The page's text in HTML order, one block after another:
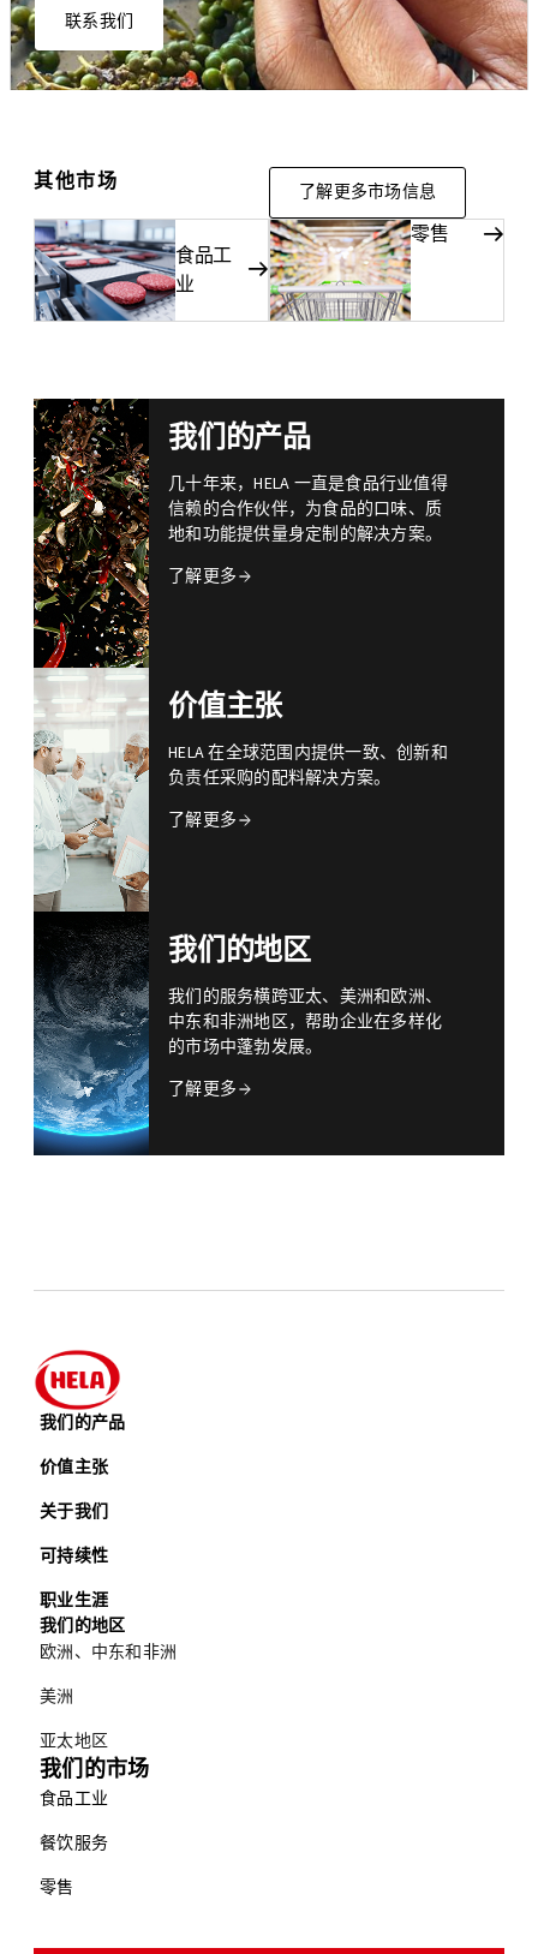
联系我们
其他市场 了解更多市场信息
食品工
业
零售
我们的产品
几十年来，HELA 一直是食品行业值得
信赖的合作伙伴，为食品的口味、质
地和功能提供量身定制的解决方案。
了解更多
价值主张
HELA 在全球范围内提供一致、创新和
负责任采购的配料解决方案。
了解更多
我们的地区
我们的服务横跨亚太、美洲和欧洲、
中东和非洲地区，帮助企业在多样化
的市场中蓬勃发展。
了解更多
我们的产品
价值主张
关于我们
可持续性
职业生涯
我们的地区
欧洲、中东和非洲
美洲
亚太地区
我们的市场
食品工业
餐饮服务
零售